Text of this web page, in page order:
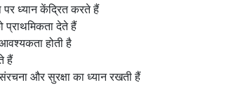
ध्यान केंद्रित करते हैं
प्राथमिकता देते हैं
होती है
हैं
और सुरक्षा का ध्यान रखती हैं